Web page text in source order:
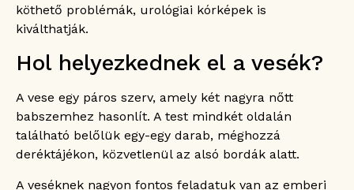
köthető problémák, urológiai kórképek is
kiválthatják.
Hol helyezkednek el a vesék?
A vese egy páros szerv, amely két nagyra nőtt
babszemhez hasonlít. A test mindkét oldalán
található belőlük egy-egy darab, méghozzá
deréktájékon, közvetlenül az alsó bordák alatt.
A veséknek nagyon fontos feladatuk van az emberi